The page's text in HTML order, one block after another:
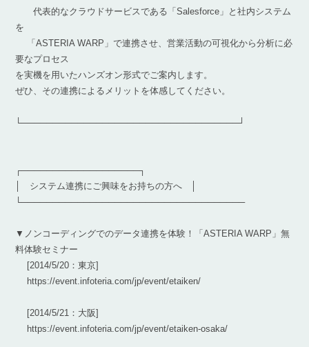
代表的なクラウドサービスである「Salesforce」と社内システム
を
「ASTERIA WARP」で連携させ、営業活動の可視化から分析に必
要なプロセス
を実機を用いたハンズオン形式でご案内します。
ぜひ、その連携によるメリットを体感してください。
└───────────────────────────────────┘
┌───────────────────┐
│ システム連携にご興味をお持ちの方へ │
└────────────────────────────────────
▼ノンコーディングでのデータ連携を体験！「ASTERIA WARP」無
料体験セミナー
[2014/5/20：東京]
https://event.infoteria.com/jp/event/etaiken/
[2014/5/21：大阪]
https://event.infoteria.com/jp/event/etaiken-osaka/